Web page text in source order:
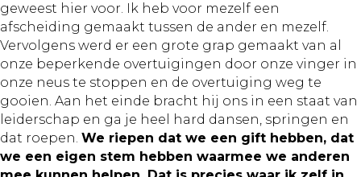
geweest hier voor. Ik heb voor mezelf een
afscheiding gemaakt tussen de ander en mezelf.
Vervolgens werd er een grote grap gemaakt van al
onze beperkende overtuigingen door onze vinger in
onze neus te stoppen en de overtuiging weg te
gooien. Aan het einde bracht hij ons in een staat van
leiderschap en ga je heel hard dansen, springen en
dat roepen. We riepen dat we een gift hebben, dat
we een eigen stem hebben waarmee we anderen